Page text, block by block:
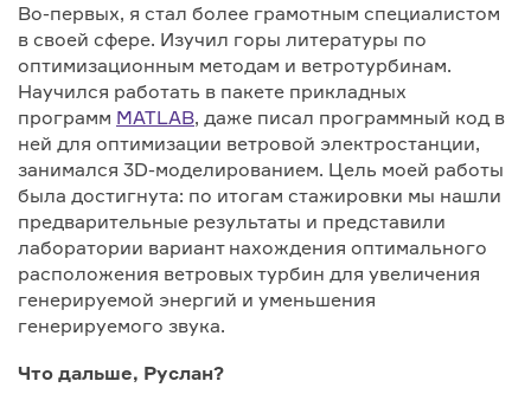
Во-первых, я стал более грамотным специалистом
в своей сфере. Изучил горы литературы по
оптимизационным методам и ветротурбинам.
Научился работать в пакете прикладных
программ MATLAB, даже писал программный код в
ней для оптимизации ветровой электростанции,
занимался 3D-моделированием. Цель моей работы
была достигнута: по итогам стажировки мы нашли
предварительные результаты и представили
лаборатории вариант нахождения оптимального
расположения ветровых турбин для увеличения
генерируемой энергий и уменьшения
генерируемого звука.
Что дальше, Руслан?